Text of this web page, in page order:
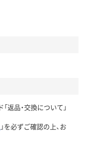
返品・交換について」
」を必ずご確認の上、お